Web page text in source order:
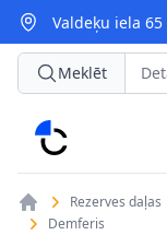
Valdeķu iela 65
CarParts
Meklēt
Rezerves daļas
Demferis